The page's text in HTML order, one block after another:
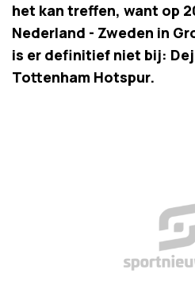
het kan treffen, want op
Nederland - Zweden in
is er definitief niet bij:
Tottenham Hotspur.